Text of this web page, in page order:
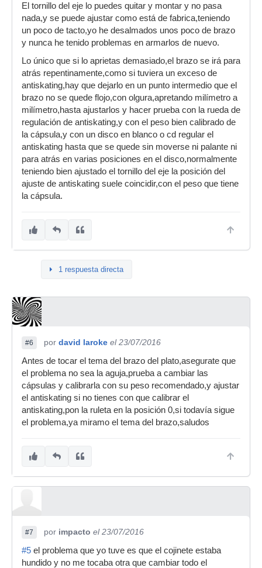
El tornillo del eje lo puedes quitar y montar y no pasa
nada,y se puede ajustar como está de fabrica,teniendo
un poco de tacto,yo he desalmados unos poco de brazo
y nunca he tenido problemas en armarlos de nuevo.
Lo único que si lo aprietas demasiado,el brazo se irá para
atrás repentinamente,como si tuviera un exceso de
antiskating,hay que dejarlo en un punto intermedio que el
brazo no se quede flojo,con olgura,apretando milímetro a
milímetro,hasta ajustarlos y hacer prueba con la rueda de
regulación de antiskating,y con el peso bien calibrado de
la cápsula,y con un disco en blanco o cd regular el
antiskating hasta que se quede sin moverse ni palante ni
para atrás en varias posiciones en el disco,normalmente
teniendo bien ajustado el tornillo del eje la posición del
ajuste de antiskating suele coincidir,con el peso que tiene
la cápsula.
1 respuesta directa
#6 por david laroke el 23/07/2016
Antes de tocar el tema del brazo del plato,asegurate que
el problema no sea la aguja,prueba a cambiar las
cápsulas y calibrarla con su peso recomendado,y ajustar
el antiskating si no tienes con que calibrar el
antiskating,pon la ruleta en la posición 0,si todavía sigue
el problema,ya miramo el tema del brazo,saludos
#7 por impacto el 23/07/2016
#5 el problema que yo tuve es que el cojinete estaba
hundido y no me tocaba otra que cambiar todo el